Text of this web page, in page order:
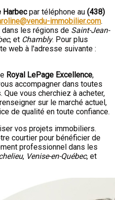
Harbecpar téléphone au (438)
immobilier.com.
les régions de Saint-Jean-
, et Chambly. Pour plus
web à l'adresse suivante :
Royal LePage Excellence,
accompagner dans toutes
vous cherchiez à acheter,
sur le marché actuel,
de qualité en toute confiance.
vos projets immobiliers.
courtier pour bénéficier de
professionnel dans les
, Venise-en-Québec, et